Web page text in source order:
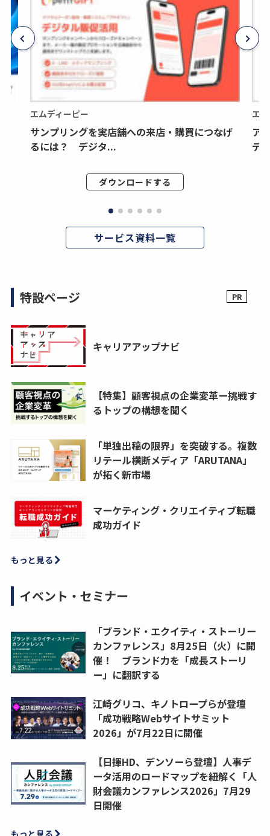
エムディーピー
サンプリングを実店舗への来店・購買につなげ
るには？ デジタ...
ダウンロードする
エ
ア
デ
サービス資料一覧
特設ページ
キャリアアップナビ
【特集】顧客視点の企業変革ー挑戦す
るトップの構想を聞く
「単独出稿の限界」を突破する。複数
リテール横断メディア「ARUTANA」
が拓く新市場
マーケティング・クリエイティブ転職
成功ガイド
もっと見る
イベント・セミナー
「ブランド・エクイティ・ストーリー
カンファレンス」8月25日（火）に開
催！ ブランド力を「成長ストーリ
ー」に翻訳する
江崎グリコ、キノトロープらが登壇
「成功戦略Webサイトサミット
2026」が7月22日に開催
【日揮HD、デンソーら登壇】人事デ
ータ活用のロードマップを紐解く「人
財会議カンファレンス2026」7月29
日開催